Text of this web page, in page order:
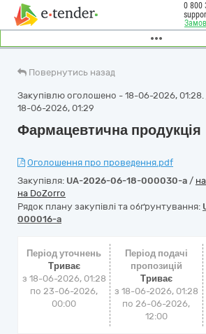
0 800
Повернутись назад
Закупівлю оголошено - 18-06-2026, 01:28.
18-06-2026, 01:29
Фармацевтична продукція
Оголошення про проведення.pdf
Закупівля: UA-2026-06-18-000030-a /
на DoZorro
Рядок плану закупівлі та обґрунтування:
000016-a
Період уточнень
Триває
з 18-06-2026, 01:28
по 23-06-2026,
00:00
Період подачі
пропозицій
Триває
з 18-06-2026, 01:28
по 26-06-2026,
12:00